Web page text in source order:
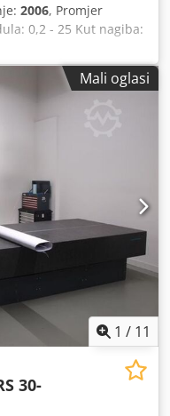
2006, Promjer
0,2 - 25 Kut nagiba:
planske ploče:
Z-os: 1.000 mm
stroja: cca 11 t
m Upravlja
GrafTool,
TCut_INPUT,
TPlot,
TStat,
Ag Nsck
Mali oglasi
1 / 11
30-